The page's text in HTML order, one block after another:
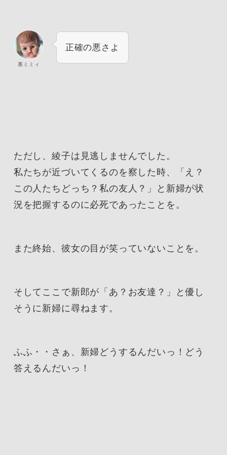
裏ミミィ
正確の悪さよ
ただし、綾子は見逃しませんでした。
私たちが近づいてくるのを察した時、「え？
この人たちどっち？私の友人？」と新婦が状
況を把握するのに必死であったことを。
また終始、彼女の目が笑っていないことを。
そしてここで新郎が「あ？お友達？」と優し
そうに新婦に尋ねます。
ふふ・・さぁ、新婦どうするんだいっ！どう
答えるんだいっ！